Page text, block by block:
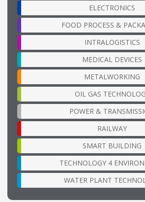
ELECTRONICS
FOOD PROCESS &
INTRALOGISTICS
MEDICAL DEVICES
METALWORKING
OIL GAS
POWER &
RAILWAY
SMART BUILDING
TECHNOLOGY 4
WATER PLANT